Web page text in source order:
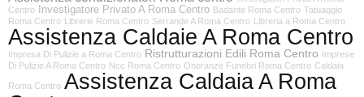
Centro
Investigatore Privato A Roma Centro Badante Roma Centro Tatuaggio
Roma Centro Librerie Roma Centro Serrande A Roma Centro Libreria a Roma Centro
Assistenza Caldaie A Roma Centro
Impresa Di Pulizie a Roma Centro Ristrutturazioni Edili Roma Centro Imprese
Di Pulizie A Roma Centro Ncc Roma Centro Onoranze Funebri Roma Centro Caldaia
Roma Centro Assistenza Caldaia A Roma